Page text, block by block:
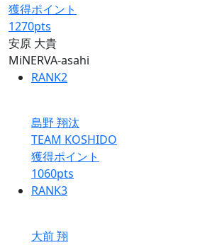
獲得ポイント
1270pts
安原 大貴
MiNERVA-asahi
RANK2
島野 翔汰
TEAM KOSHIDO
獲得ポイント
1060pts
RANK3
大前 翔